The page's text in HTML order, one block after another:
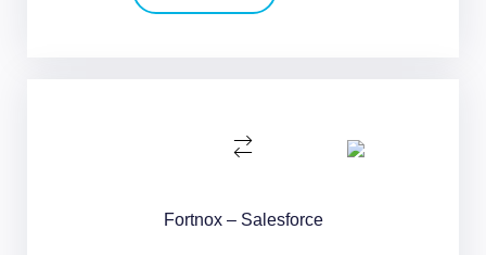
Fortnox – Salesforce